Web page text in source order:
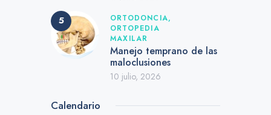
ORTODONCIA,
ORTOPEDIA
MAXILAR
Manejo temprano de las
maloclusiones
10 julio, 2026
Calendario